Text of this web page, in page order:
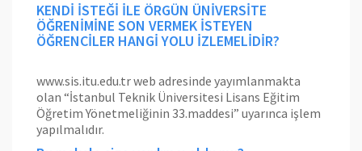
KENDİ İSTEĞİ İLE ÖRGÜN ÜNİVERSİTE
ÖĞRENİMİNE SON VERMEK İSTEYEN
ÖĞRENCİLER HANGİ YOLU İZLEMELİDİR?
www.sis.itu.edu.trweb adresinde yayımlanmakta
olan “İstanbul Teknik Üniversitesi Lisans Eğitim
Öğretim Yönetmeliğinin 33.maddesi” uyarınca işlem
yapılmalıdır.